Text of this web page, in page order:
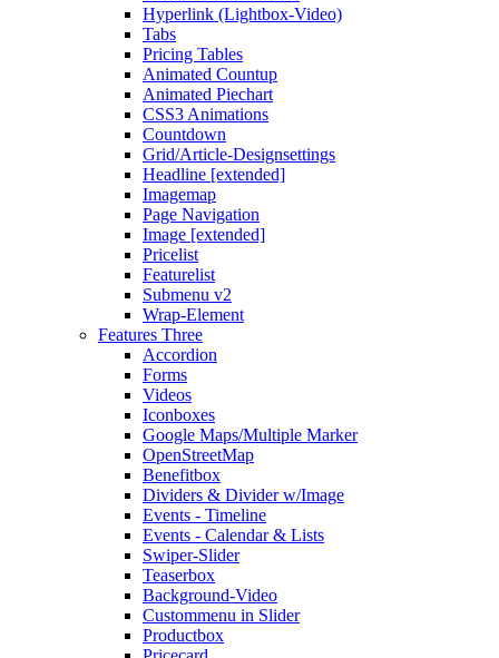
Hyperlink (Lightbox-Video)
Tabs
Pricing Tables
Animated Countup
Animated Piechart
CSS3 Animations
Countdown
Grid/Article-Designsettings
Headline [extended]
Imagemap
Page Navigation
Image [extended]
Pricelist
Featurelist
Submenu v2
Wrap-Element
Features Three
Accordion
Forms
Videos
Iconboxes
Google Maps/Multiple Marker
OpenStreetMap
Benefitbox
Dividers & Divider w/Image
Events - Timeline
Events - Calendar & Lists
Swiper-Slider
Teaserbox
Background-Video
Custommenu in Slider
Productbox